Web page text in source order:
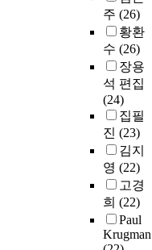
주 (26)
황환
수 (26)
장용
석 편집
(24)
집필
진 (23)
김지
영 (22)
고경
희 (22)
Paul
Krugman